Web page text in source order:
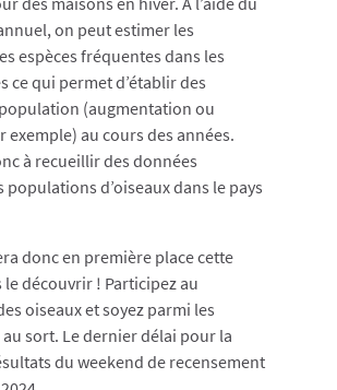
on peut estimer les
espèces fréquentes dans les
ce qui permet d’établir des
(augmentation ou
au cours des années.
à recueillir des données
d’oiseaux dans le pays
donc en première place cette
le découvrir ! Participez au
oiseaux et soyez parmi les
sort. Le dernier délai pour la
du weekend de recensement